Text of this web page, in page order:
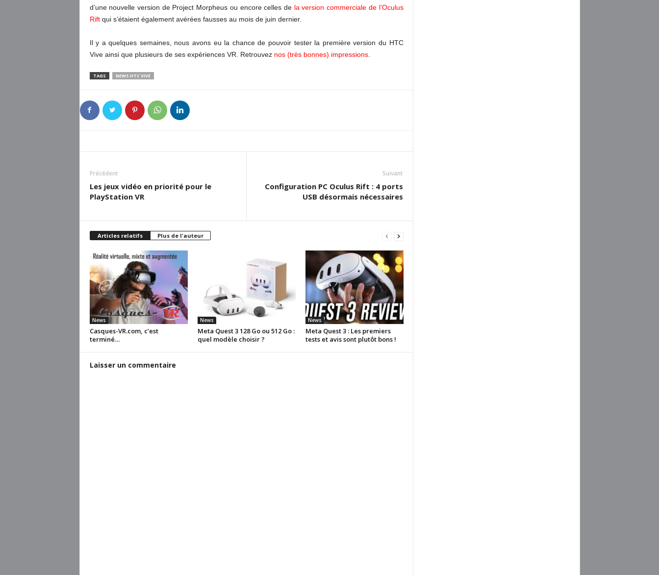
d’une nouvelle version de Project Morpheus ou encore celles de la version commerciale de l’Oculus
Riftqui s’étaient également avérées fausses au mois de juin dernier.
Il y a quelques semaines, nous avons eu la chance de pouvoir tester la première version du HTC
Vive ainsi que plusieurs de ses expériences VR. Retrouvez nos (très bonnes) impressions.
TAGS NEWS HTC VIVE
Précédent
Les jeux vidéo en priorité pour le
PlayStation VR
Suivant
Configuration PC Oculus Rift : 4 ports
USB désormais nécessaires
Articles relatifs Plus de l'auteur
News
Casques-VR.com, c’est
terminé…
News
Meta Quest 3 128 Go ou 512 Go :
quel modèle choisir ?
News
Meta Quest 3 : Les premiers
tests et avis sont plutôt bons !
Laisser un commentaire